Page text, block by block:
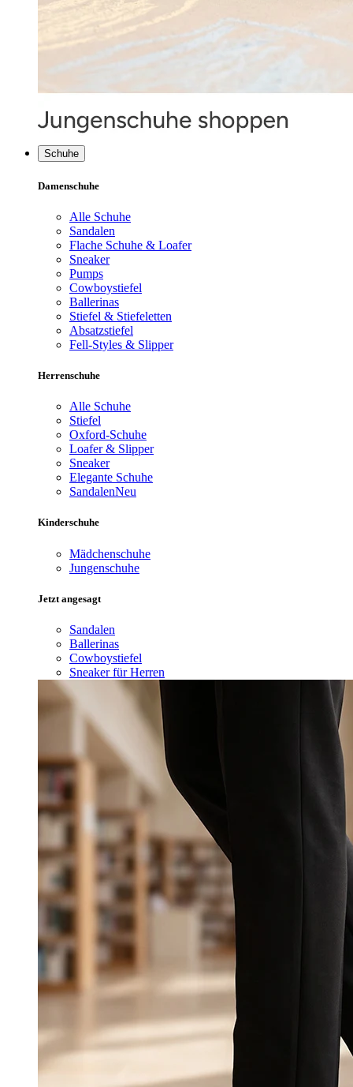
Schuhe
Damenschuhe
Alle Schuhe
Sandalen
Flache Schuhe & Loafer
Sneaker
Pumps
Cowboystiefel
Ballerinas
Stiefel & Stiefeletten
Absatzstiefel
Fell-Styles & Slipper
Herrenschuhe
Alle Schuhe
Stiefel
Oxford-Schuhe
Loafer & Slipper
Sneaker
Elegante Schuhe
SandalenNeu
Kinderschuhe
Mädchenschuhe
Jungenschuhe
Jetzt angesagt
Sandalen
Ballerinas
Cowboystiefel
Sneaker für Herren